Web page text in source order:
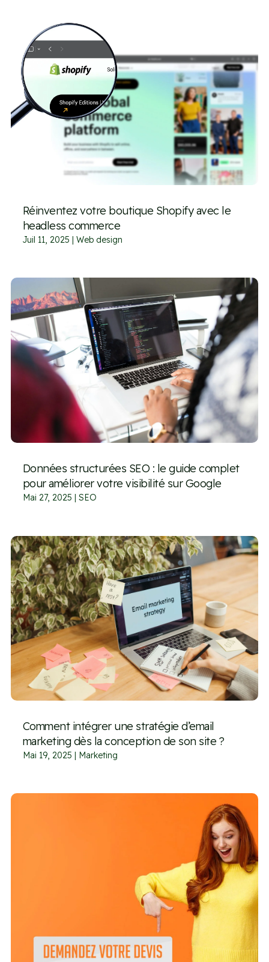
Réinventez votre boutique Shopify avec le
headless commerce
Juil 11, 2025 | Web design
Données structurées SEO : le guide complet
pour améliorer votre visibilité sur Google
Mai 27, 2025 SEO
Comment intégrer une stratégie d’email
marketing dès la conception de son site ?
Mai 19, 2025 Marketing